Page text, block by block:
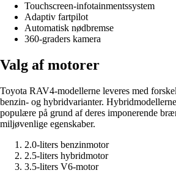
Touchscreen-infotainmentssystem
Adaptiv fartpilot
Automatisk nødbremse
360-graders kamera
Valg af motorer
Toyota RAV4-modellerne leveres med
benzin- og hybridvarianter.
populære på grund af deres imponerende
miljøvenlige egenskaber.
2.0-liters benzinmotor
2.5-liters hybridmotor
3.5-liters V6-motor